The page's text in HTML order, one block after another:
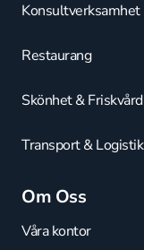
Konsultverksamhet
Restaurang
Skönhet & Friskvård
Transport & Logistik
Om Oss
Våra kontor